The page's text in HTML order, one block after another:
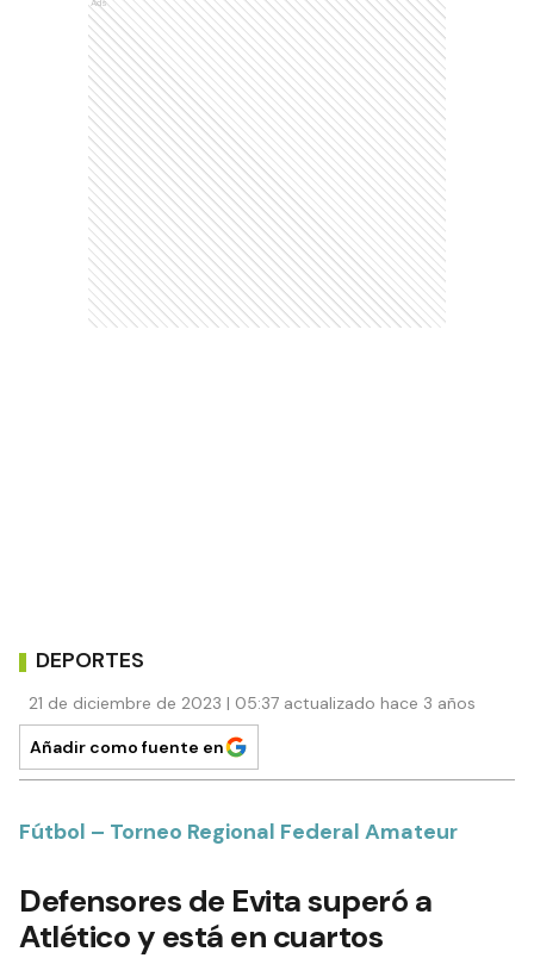
DEPORTES
21 de diciembre de 2023 | 05:37 actualizado hace 3 años
Añadir como fuente en
Fútbol – Torneo Regional Federal Amateur
Defensores de Evita superó a
Atlético y está en cuartos